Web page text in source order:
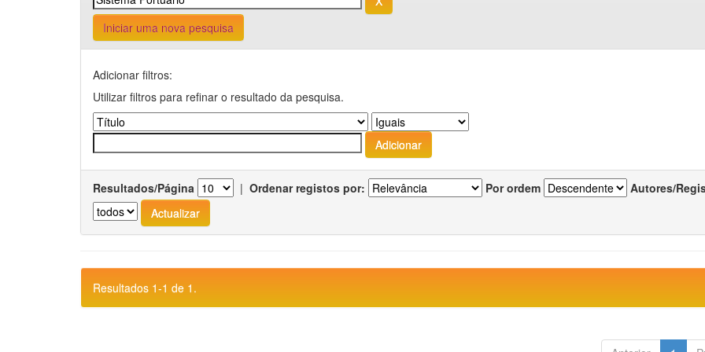
Iniciar uma nova pesquisa
Adicionar filtros:
Utilizar filtros para refinar o resultado da pesquisa.
Resultados/Página | Ordenar registos por: Por ordem Autores/
Resultados 1-1 de 1.